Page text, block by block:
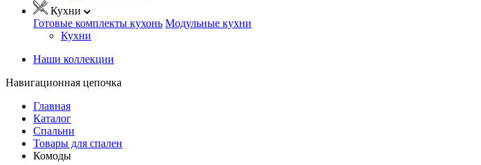
Кухни
Готовые комплекты кухонь Модульные кухни
Кухни
Наши коллекции
Навигационная цепочка
Главная
Каталог
Спальни
Товары для спален
Комоды